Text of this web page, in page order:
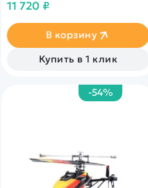
Прожектор для ночных
Устойчивость к несильному
ветру.&nbsp;
11 720 ₽
В корзину
Купить в 1 клик
-54%